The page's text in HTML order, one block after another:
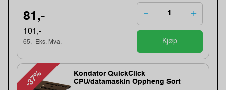
81,-
101,-
65,- Eks. Mva. Kjøp
-37%
Kondator QuickClick
CPU/datamaskin Oppheng Sort